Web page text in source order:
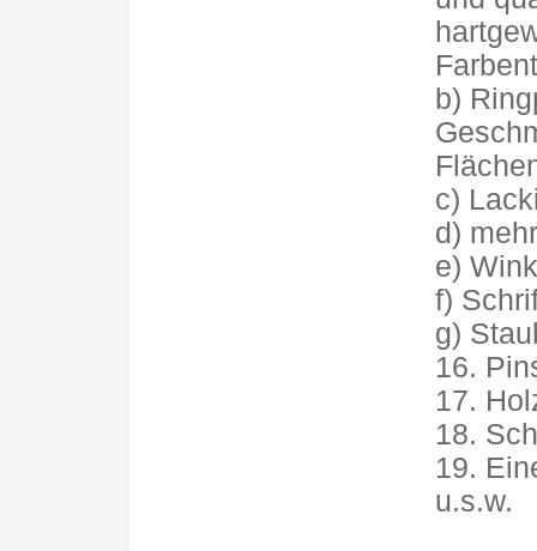
b)
c)
d)
e)
f)
g)
16.
17.
18.
19.
u.s.w.